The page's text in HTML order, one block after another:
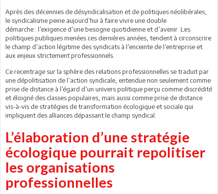
Après des décennies de désyndicalisation et de politiques néolibérales,
le syndicalisme peine aujourd’hui à faire vivre une double
démarche : l’exigence d’une besogne quotidienne et d’avenir. Les
politiques publiques menées ces dernières années, tendent à circonscrire
le champ d’action légitime des syndicats à l’enceinte de l’entreprise et
aux enjeux strictement professionnels.
Ce recentrage sur la sphère des relations professionnelles se traduit par
une dépolitisation de l’action syndicale, entendue non seulement comme
prise de distance à l’égard d’un univers politique perçu comme discrédité
et éloigné des classes populaires, mais aussi comme prise de distance
vis-à-vis de stratégies de transformation écologique et sociale qui
impliquent des alliances dépassant le champ syndical.
L’élaboration d’une stratégie
écologique pourrait repolitiser
les organisations
professionnelles